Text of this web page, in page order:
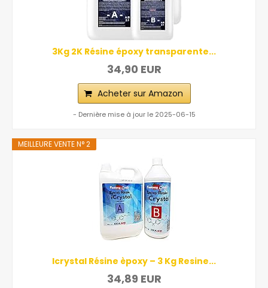
3Kg 2K Résine époxy transparente...
34,90 EUR
Acheter sur Amazon
- Dernière mise à jour le 2025-06-15
MEILLEURE VENTE N° 2
Icrystal Résine èpoxy – 3 Kg Resine...
34,89 EUR